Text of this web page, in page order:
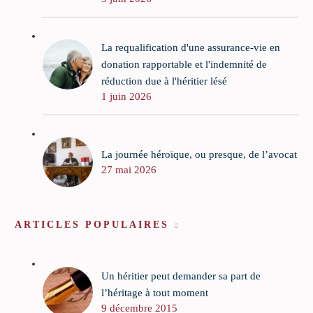
La requalification d'une assurance-vie en
donation rapportable et l'indemnité de
réduction due à l'héritier lésé
1 juin 2026
La journée héroïque, ou presque, de l’avocat
27 mai 2026
ARTICLES POPULAIRES
Un héritier peut demander sa part de
l’héritage à tout moment
9 décembre 2015